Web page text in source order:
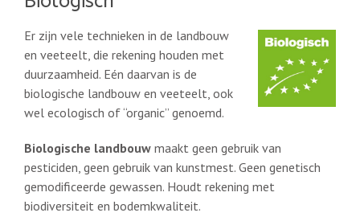
Er zijn vele technieken in de landbouw
en veeteelt, die rekening houden met
duurzaamheid. Eén daarvan is de
biologische landbouw en veeteelt, ook
wel ecologisch of “organic” genoemd.
Biologische landbouw maakt geen gebruik van
pesticiden, geen gebruik van kunstmest. Geen genetisch
gemodificeerde gewassen. Houdt rekening met
biodiversiteit en bodemkwaliteit.